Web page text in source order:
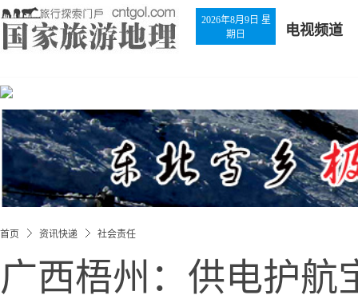
2026年8月9日 星
期日
电视频道
首页 资讯快递 社会责任
广西梧州：供电护航